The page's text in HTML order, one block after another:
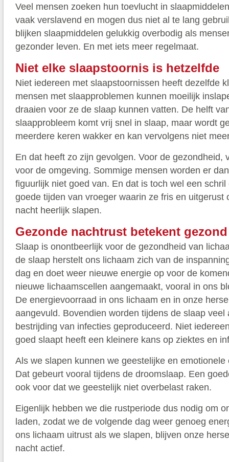
Veel mensen zoeken hun toevlucht in
vaak verslavend en mogen dus niet al te lang
blijken slaapmiddelen gelukkig overbodig als
gezonder leven. En met iets meer regelmaat.
Niet elke slaapstoornis is hetzelfde
Niet iedereen met slaapstoornissen heeft dezelfde
mensen met slaapproblemen kunnen moeilijk
draaien voor ze de slaap kunnen vatten. De helft
slaapprobleem komt vrij snel in slaap, maar wordt
meerdere keren wakker en kan vervolgens niet
En dat heeft zo zijn gevolgen. Voor de gezondheid,
voor de omgeving. Sommige mensen worden er
figuurlijk niet goed van. En dat is toch wel een
goede tijden van vroeger waarin ze fris en uitgerust
nacht heerlijk slapen.
Gezonde nachtrust betekent
Slaap is onontbeerlijk voor de gezondheid van
de slaap herstelt ons lichaam zich van de
dag en doet weer nieuwe energie op voor de
nieuwe lichaamscellen aangemaakt, vooral in ons
De energievoorraad in ons lichaam en in onze
aangevuld. Bovendien worden tijdens de slaap veel
bestrijding van infecties geproduceerd. Niet
goed slaapt heeft een kleinere kans op ziektes en
Als we slapen kunnen we geestelijke en
Dat gebeurt vooral tijdens de droomslaap. Een
ook voor dat we geestelijk niet overbelast raken.
Eigenlijk hebben we die rustperiode dus nodig om
laden, zodat we de volgende dag weer genoeg
ons lichaam uitrust als we slapen, blijven onze
nacht actief.